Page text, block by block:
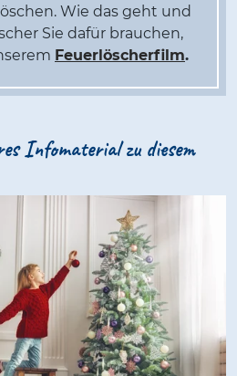
Wie das geht und
Sie dafür brauchen,
Feuerlöscherfilm.
Infomaterial zu diesem